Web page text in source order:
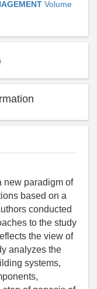
Volume
new paradigm of
based on a
conducted
to the study
the view of
analyzes the
systems,